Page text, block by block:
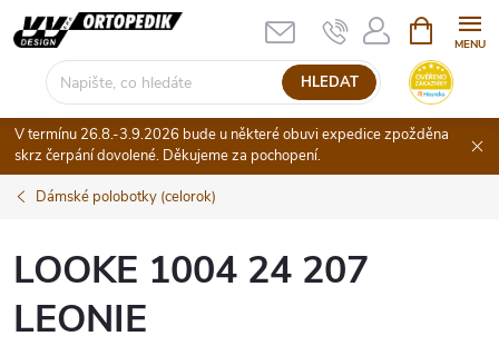
Přejít
na
HLEDAT
NÁKUPNÍ
KOŠÍK
V termínu 26.8.-3.9.2026 bude u některé obuvi expedice zpožděna
skrz čerpání dovolené. Děkujeme za pochopení.
Dámské polobotky (celorok)
LOOKE 1004 24 207
LEONIE